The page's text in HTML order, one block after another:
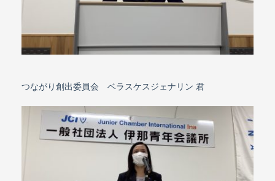
つながり創出委員会 ベラスケスジェナリン 君